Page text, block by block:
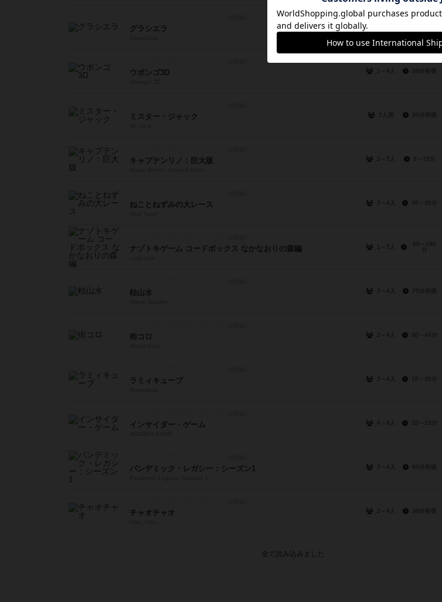
グラシエラ
ウボンゴ3D 1～4人 30分前後
ミスター・ジャック 2人用 30分前後
キャプテンリノ：巨大版 2～5人 5～15分
ねことねずみの大レース 2～4人 20～30分
ナゾトキゲーム コードボックス なかなおりの森編 1～5人
60～180
分
枯山水 2～4人 75分前後
街コロ 2～4人 30～40分
ラミィキューブ 2～4人 10～30分
インサイダー・ゲーム 4～8人 10～15分
パンデミック・レガシー：シーズン1 2～4人 60分前後
チャオチャオ 2～4人 30分前後